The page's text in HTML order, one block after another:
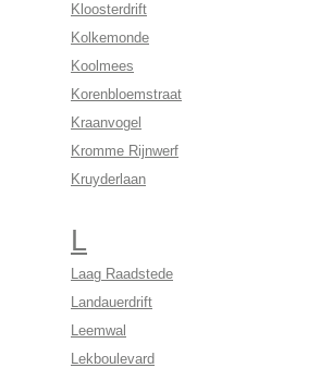
Kloosterdrift
Kolkemonde
Koolmees
Korenbloemstraat
Kraanvogel
Kromme Rijnwerf
Kruyderlaan
L
Laag Raadstede
Landauerdrift
Leemwal
Lekboulevard